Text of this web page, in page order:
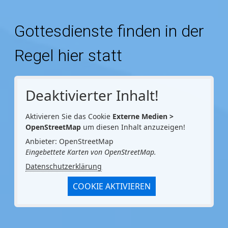
Gottesdienste finden in der
Regel hier statt
Deaktivierter Inhalt!
Aktivieren Sie das Cookie Externe Medien >
OpenStreetMap um diesen Inhalt anzuzeigen!
Anbieter: OpenStreetMap
Eingebettete Karten von OpenStreetMap.
Datenschutzerklärung
COOKIE AKTIVIEREN